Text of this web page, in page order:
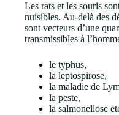
Les rats et les souris
nuisibles. Au-delà des
sont vecteurs d’une
transmissibles à
le typhus,
la leptospirose,
la maladie de
la peste,
la salmonellose